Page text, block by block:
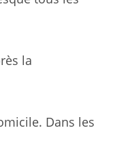
la
Dans les